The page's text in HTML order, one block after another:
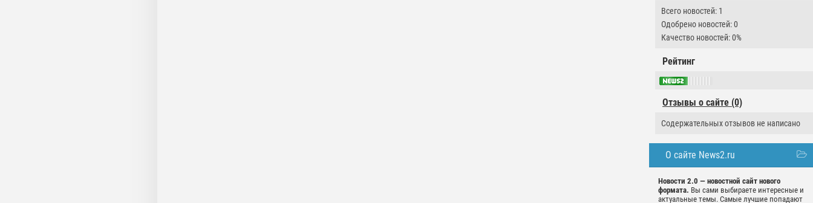
Всего новостей: 1
Одобрено новостей: 0
Качество новостей: 0%
Рейтинг
Отзывы о сайте (0)
Содержательных отзывов не написано
О сайте News2.ru
Новости 2.0 — новостной сайт нового
формата. Вы сами выбираете интересные и
актуальные темы. Самые лучшие попадают